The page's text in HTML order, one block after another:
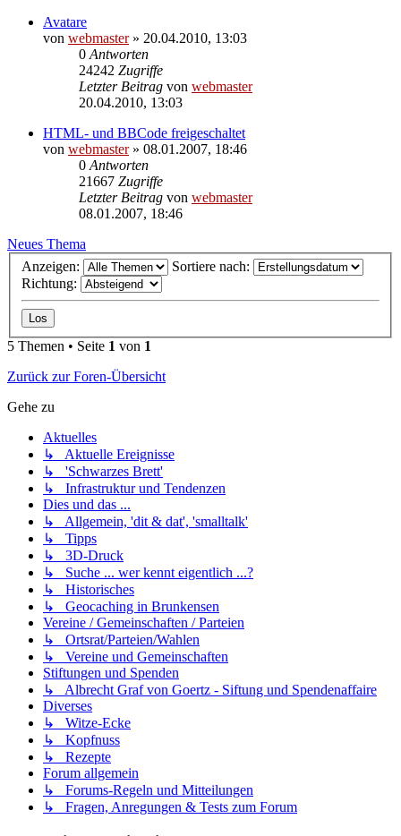
Avatare
von webmaster» 20.04.2010, 13:03
0 Antworten
24242 Zugriffe
Letzter Beitrag von webmaster
20.04.2010, 13:03
HTML- und BBCode freigeschaltet
von webmaster» 08.01.2007, 18:46
0 Antworten
21667 Zugriffe
Letzter Beitrag von webmaster
08.01.2007, 18:46
Neues Thema
Anzeigen:
Sortiere nach:
Richtung:
5 Themen • Seite 1 von 1
Zurück zur Foren-Übersicht
Gehe zu
Aktuelles
↳ Aktuelle Ereignisse
↳ 'Schwarzes Brett'
↳ Infrastruktur und Tendenzen
Dies und das ...
↳ Allgemein, 'dit & dat', 'smalltalk'
↳ Tipps
↳ 3D-Druck
↳ Suche ... wer kennt eigentlich ...?
↳ Historisches
↳ Geocaching in Brunkensen
Vereine / Gemeinschaften / Parteien
↳ Ortsrat/Parteien/Wahlen
↳ Vereine und Gemeinschaften
Stiftungen und Spenden
↳ Albrecht Graf von Goertz - Siftung und Spendenaffaire
Diverses
↳ Witze-Ecke
↳ Kopfnuss
↳ Rezepte
Forum allgemein
↳ Forums-Regeln und Mitteilungen
↳ Fragen, Anregungen & Tests zum Forum